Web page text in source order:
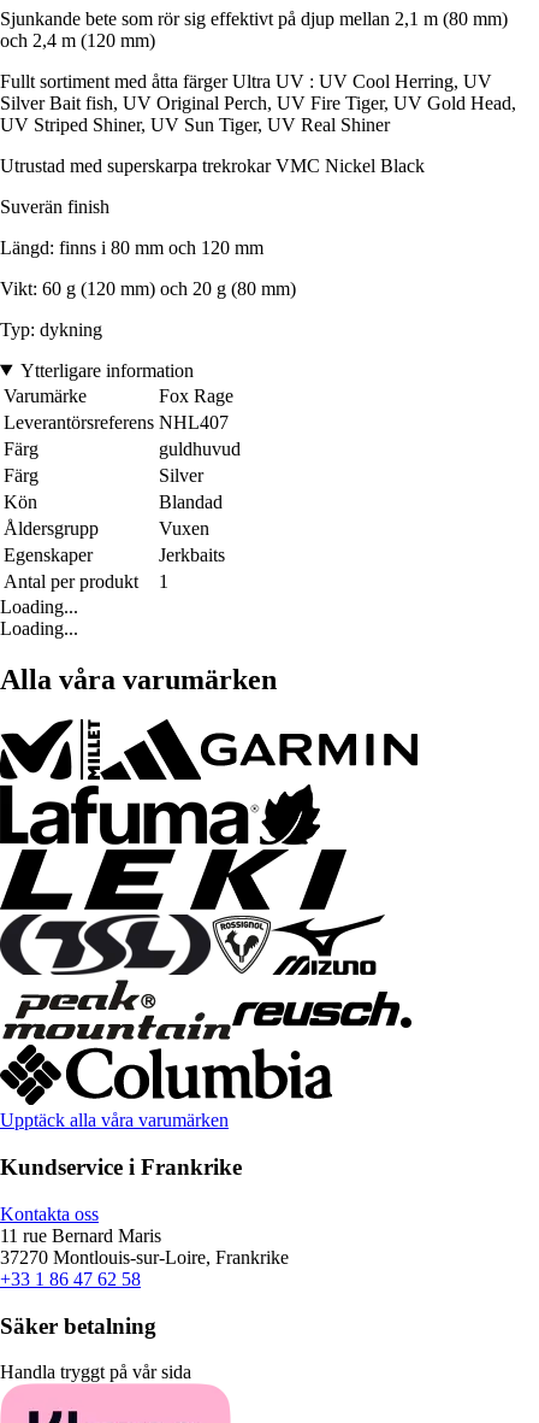
Sjunkande bete som rör sig effektivt på djup mellan 2,1 m (80 mm)
och 2,4 m (120 mm)
Fullt sortiment med åtta färger Ultra UV : UV Cool Herring, UV
Silver Bait fish, UV Original Perch, UV Fire Tiger, UV Gold Head,
UV Striped Shiner, UV Sun Tiger, UV Real Shiner
Utrustad med superskarpa trekrokar VMC Nickel Black
Suverän finish
Längd: finns i 80 mm och 120 mm
Vikt: 60 g (120 mm) och 20 g (80 mm)
Typ: dykning
Ytterligare information
Varumärke
Fox Rage
Leverantörsreferens NHL407
Färg
guldhuvud
Färg
Silver
Kön
Blandad
Åldersgrupp
Vuxen
Egenskaper
Jerkbaits
Antal per produkt
1
Loading...
Loading...
Alla våra varumärken
Upptäck alla våra varumärken
Kundservice i Frankrike
Kontakta oss
11 rue Bernard Maris
37270 Montlouis-sur-Loire, Frankrike
+33 1 86 47 62 58
Säker betalning
Handla tryggt på vår sida